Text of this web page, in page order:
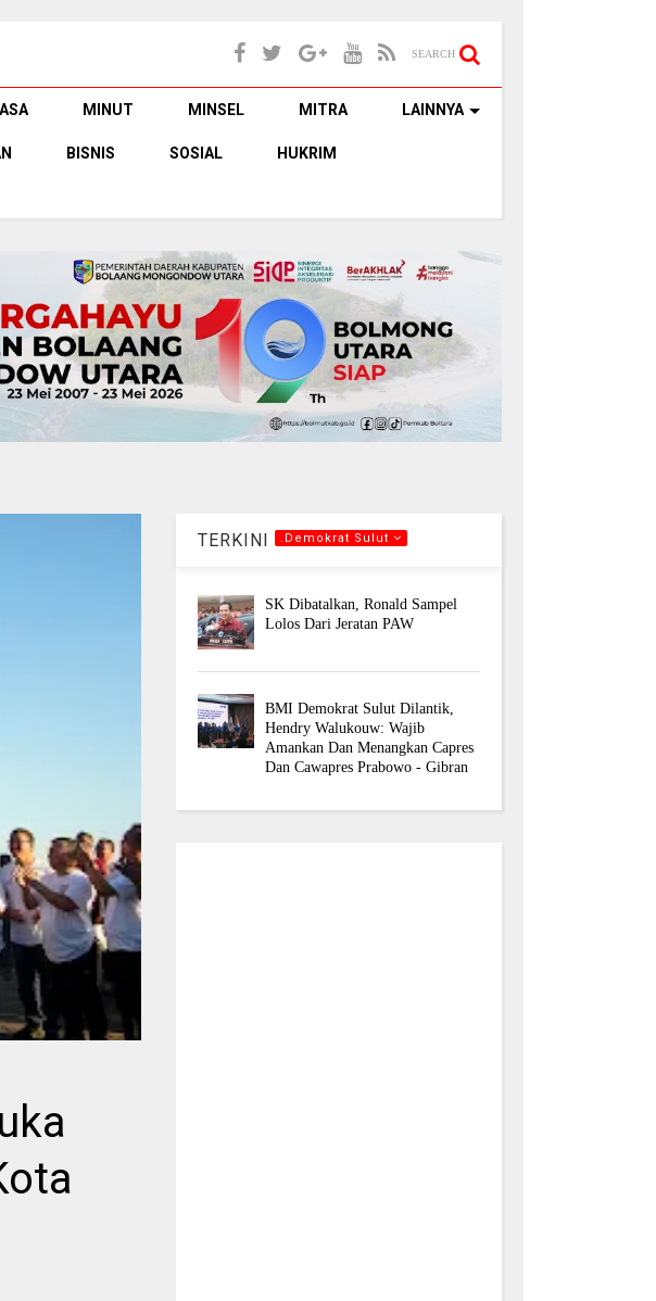
SEARCH
MINUT MINSEL MITRA LAINNYA
BISNIS SOSIAL HUKRIM
TERKINI .Demokrat Sulut
SK Dibatalkan, Ronald Sampel
Lolos Dari Jeratan PAW
BMI Demokrat Sulut Dilantik,
Hendry Walukouw: Wajib
Amankan Dan Menangkan Capres
Dan Cawapres Prabowo - Gibran